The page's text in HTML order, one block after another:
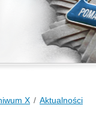
X Aktualności